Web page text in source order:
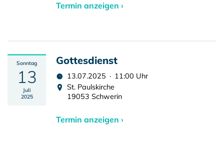
Termin anzeigen ›
Sonntag
13
Juli
2025
Gottesdienst
13.07.2025 · 11:00 Uhr
St. Paulskirche
19053 Schwerin
Termin anzeigen ›